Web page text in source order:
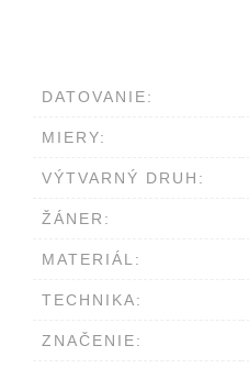
DATOVANIE:
MIERY:
VÝTVARNÝ DRUH:
ŽÁNER:
MATERIÁL:
TECHNIKA:
ZNAČENIE: